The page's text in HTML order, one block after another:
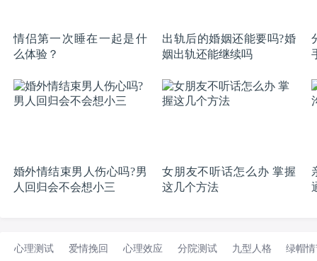
情侣第一次睡在一起是什
么体验？
出轨后的婚姻还能要吗?婚
姻出轨还能继续吗
婚外情结束男人伤心吗?男
人回归会不会想小三
女朋友不听话怎么办 掌握
这几个方法
心理测试 爱情挽回 心理效应 分院测试 九型人格
绿帽